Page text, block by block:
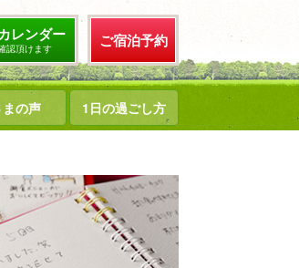
レンダー
認頂けます ご宿泊予約
の声 1日の過ごし方